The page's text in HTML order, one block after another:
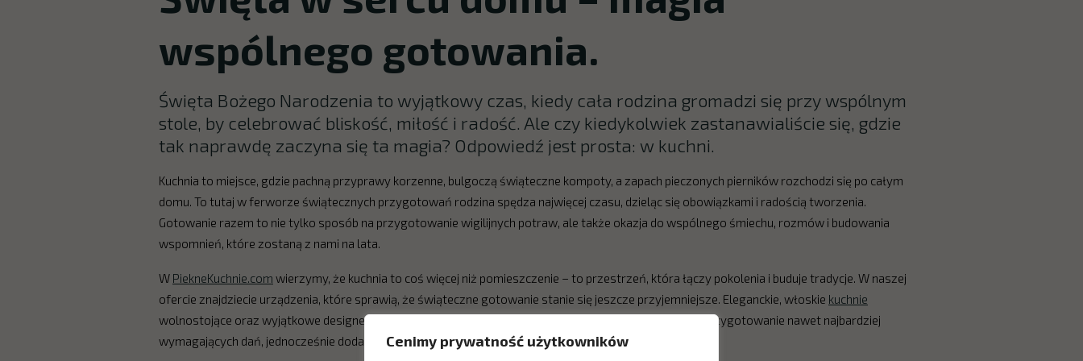
Cenimy prywatność użytkowników
wspólnego gotowania.
Święta Bożego Narodzenia to wyjątkowy czas, kiedy cała rodzina gromadzi się przy wspólnym
stole, by celebrować bliskość, miłość i radość. Ale czy kiedykolwiek zastanawialiście się, gdzie
tak naprawdę zaczyna się ta magia? Odpowiedź jest prosta: w kuchni.
Kuchnia to miejsce, gdzie pachną przyprawy korzenne, bulgoczą świąteczne kompoty, a zapach pieczonych pierników rozchodzi się po całym
domu. To tutaj w ferworze świątecznych przygotowań rodzina spędza najwięcej czasu, dzieląc się obowiązkami i radością tworzenia.
Gotowanie razem to nie tylko sposób na przygotowanie wigilijnych potraw, ale także okazja do wspólnego śmiechu, rozmów i budowania
wspomnień, które zostaną z nami na lata.
W PiekneKuchnie.com wierzymy, że kuchnia to coś więcej niż pomieszczenie – to przestrzeń, która łączy pokolenia i buduje tradycje. W naszej
ofercie znajdziecie urządzenia, które sprawią, że świąteczne gotowanie stanie się jeszcze przyjemniejsze. Eleganckie, włoskie kuchnie
wolnostojące oraz wyjątkowe designerskie piekarniki, wyposażone w najnowsze technologie, ułatwią przygotowanie nawet najbardziej
wymagających dań, jednocześnie dodając wnętrzu niepowtarzalnego charakteru.